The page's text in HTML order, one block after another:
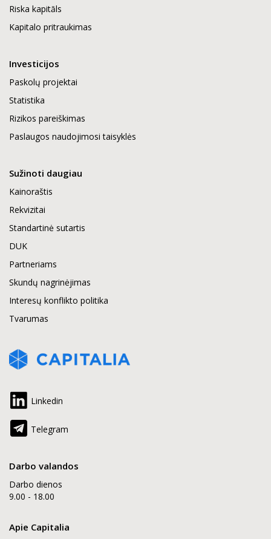
Riska kapitāls
Kapitalo pritraukimas
Investicijos
Paskolų projektai
Statistika
Rizikos pareiškimas
Paslaugos naudojimosi taisyklės
Sužinoti daugiau
Kainoraštis
Rekvizitai
Standartinė sutartis
DUK
Partneriams
Skundų nagrinėjimas
Interesų konflikto politika
Tvarumas
Linkedin
Telegram
Darbo valandos
Darbo dienos
9.00 - 18.00
Apie Capitalia